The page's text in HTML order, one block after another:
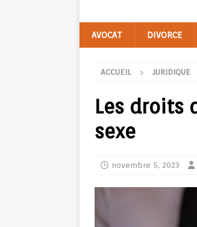
AVOCAT DIVORCE
ACCUEIL JURIDIQUE
Les droits
sexe
novembre 5, 2023